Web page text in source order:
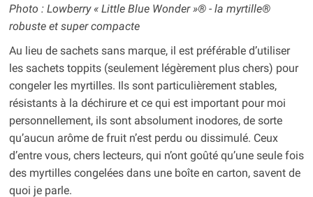
Photo : Lowberry « Little Blue Wonder »® - la myrtille®
robuste et super compacte
Au lieu de sachets sans marque, il est préférable d’utiliser
les sachets toppits (seulement légèrement plus chers) pour
congeler les myrtilles. Ils sont particulièrement stables,
résistants à la déchirure et ce qui est important pour moi
personnellement, ils sont absolument inodores, de sorte
qu’aucun arôme de fruit n’est perdu ou dissimulé. Ceux
d’entre vous, chers lecteurs, qui n’ont goûté qu’une seule fois
des myrtilles congelées dans une boîte en carton, savent de
quoi je parle.